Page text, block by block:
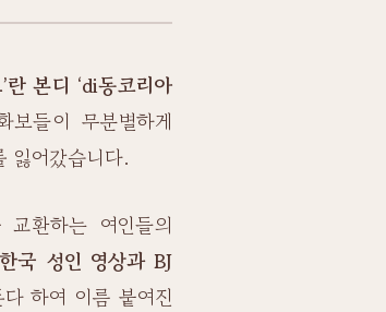
’란 본디 ‘di동코리아
들이 무분별하게
잃어갔습니다.
환하는 여인들의
한국 성인 영상과 BJ
하여 이름 붙여진